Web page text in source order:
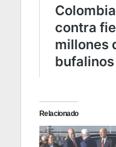
Relacionado